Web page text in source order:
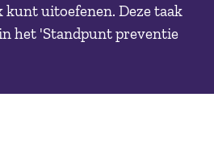
kunt uitoefenen. Deze taak
het 'Standpunt preventie